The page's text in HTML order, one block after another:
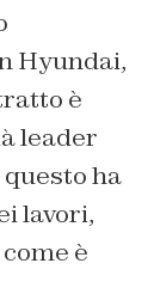
Hyundai,
è
leader
ha
lavori,
è